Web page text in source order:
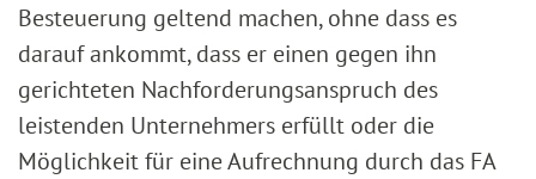
Besteuerung geltend machen, ohne dass es
darauf ankommt, dass er einen gegen ihn
gerichteten Nachforderungsanspruch des
leistenden Unternehmers erfüllt oder die
Möglichkeit für eine Aufrechnung durch das FA